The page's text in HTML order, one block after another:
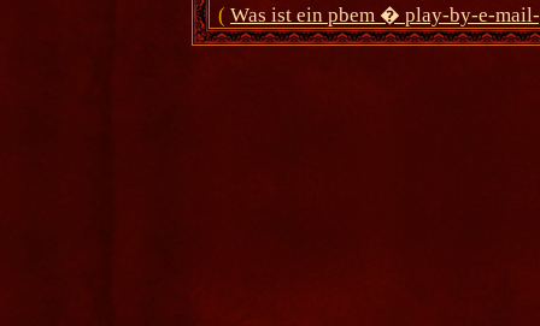
( Was ist ein pbem � play-by-e-mail-